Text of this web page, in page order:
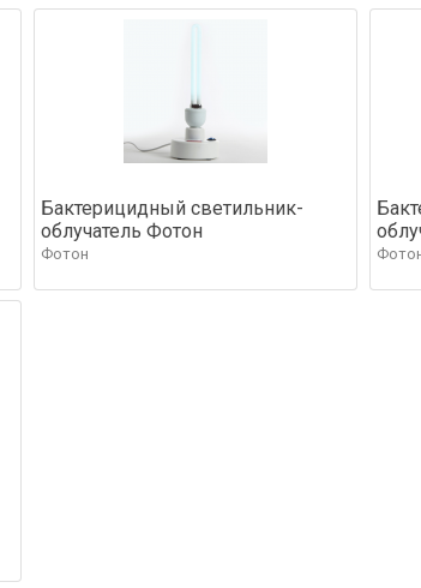
Бактерицидный светильник-
облучатель Фотон
Фотон